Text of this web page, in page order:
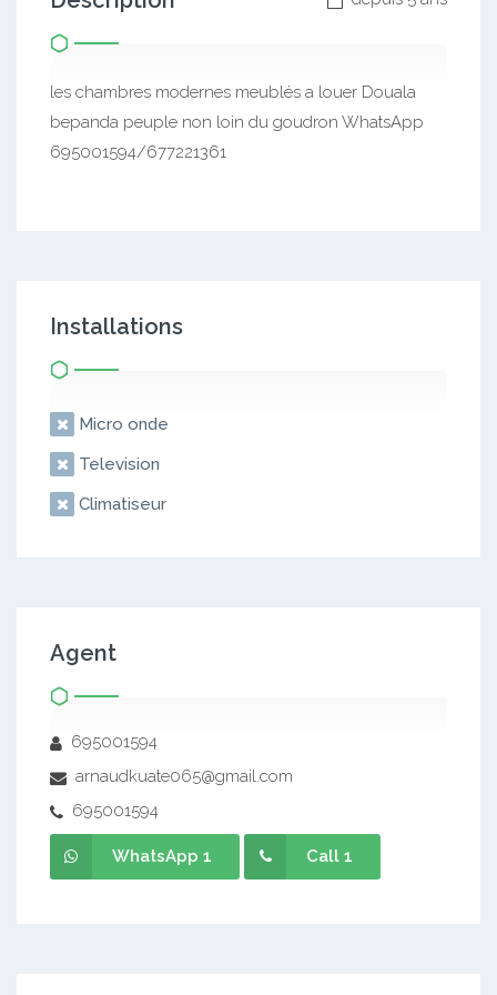
les chambres modernes meublés a louer Douala
bepanda peuple non loin du goudron WhatsApp
695001594/677221361
Installations
Micro onde
Television
Climatiseur
Agent
695001594
arnaudkuate065@gmail.com
695001594
WhatsApp 1 Call 1